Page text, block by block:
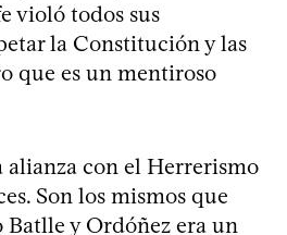
violó todos sus
la Constitución y las
que es un mentiroso
alianza con el Herrerismo
Son los mismos que
Batlle y Ordóñez era un